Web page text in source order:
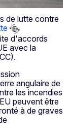
de lutte contre
d'accords
avec la
angulaire de
les incendies
peuvent être
à de graves